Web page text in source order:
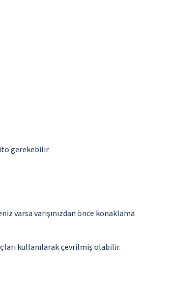
gerekebilir
varsa varışınızdan önce konaklama
kullanılarak çevrilmiş olabilir.